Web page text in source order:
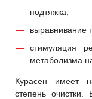
подтяжка;
выравнивание
стимуляция
метаболизма
Курасен имеет
степень